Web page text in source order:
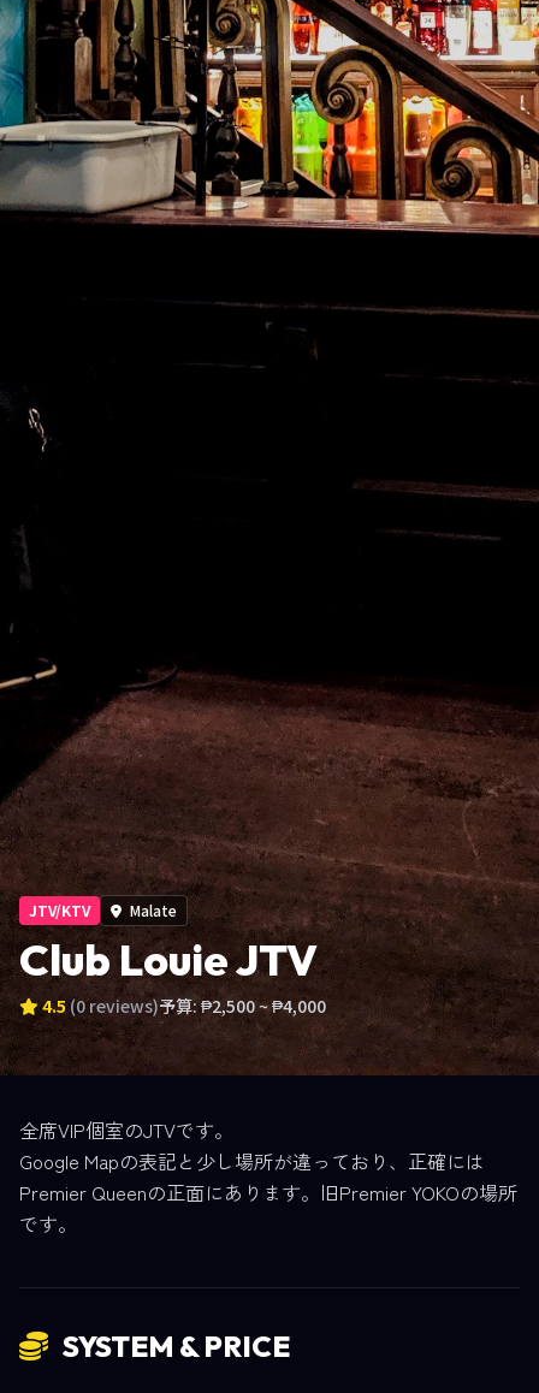
JTV/KTV Malate
Club Louie JTV
4.5 (0 reviews)予算: ₱2,500 ~ ₱4,000
全席VIP個室のJTVです。
Google Mapの表記と少し場所が違っており、正確には
Premier Queenの正面にあります。旧Premier YOKOの場所
です。
SYSTEM & PRICE